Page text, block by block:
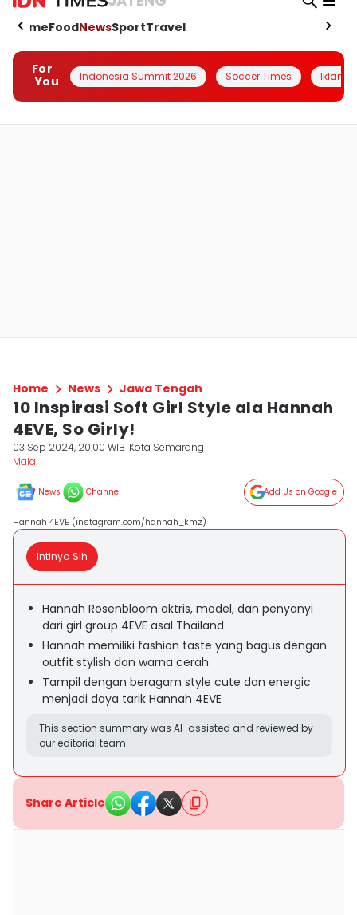
HomeFoodNewsSportTravel
For
You
Indonesia Summit 2026 Soccer Times Iklanin
Home News Jawa Tengah
10 Inspirasi Soft Girl Style ala Hannah
4EVE, So Girly!
03 Sep 2024, 20:00 WIB Kota Semarang
Mala
News Channel Add Us on Google
Hannah 4EVE (instagram.com/hannah_kmz)
Intinya Sih
Hannah Rosenbloom aktris, model, dan penyanyi
dari girl group 4EVE asal Thailand
Hannah memiliki fashion taste yang bagus dengan
outfit stylish dan warna cerah
Tampil dengan beragam style cute dan energic
menjadi daya tarik Hannah 4EVE
This section summary was AI-assisted and reviewed by
our editorial team.
Share Article